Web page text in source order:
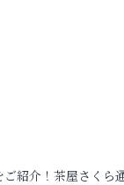
紹介！茶屋さくら